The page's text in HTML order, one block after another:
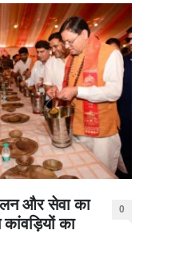
और सेवा का
का
0